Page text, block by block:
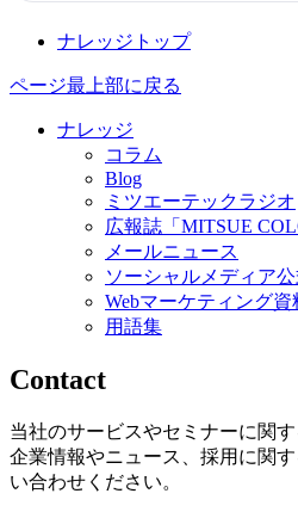
ナレッジトップ
ページ最上部に戻る
ナレッジ
コラム
Blog
ミツエーテックラジオ
広報誌「MITSUE
メールニュース
ソーシャルメディア
Webマーケティング資
用語集
Contact
当社のサービスやセミナーに関
企業情報やニュース、採用に関
い合わせください。